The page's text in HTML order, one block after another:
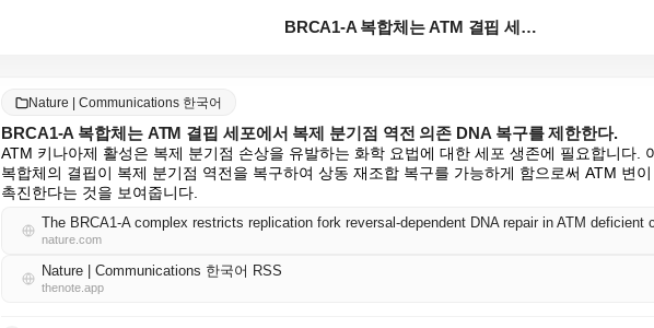
BRCA1-A 복합체는 ATM 결핍 세포에서 복제 분기...
Nature | Communications 한국어
BRCA1-A 복합체는 ATM 결핍 세포에서 복제 분기점 역전 의존 DNA 복구를 제한한다.
ATM 키나아제 활성은 복제 분기점 손상을 유발하는 화학 요법에 대한 세포 생존에 필요합니다.
복합체의 결핍이 복제 분기점 역전을 복구하여 상동 재조합 복구를 가능하게 함으로써 ATM 변
촉진한다는 것을 보여줍니다.
The BRCA1-A complex restricts replication fork reversal-dependent DNA repair in ATM deficient
nature.com
Nature | Communications 한국어 RSS
thenote.app